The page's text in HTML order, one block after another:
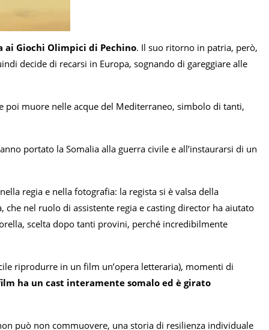
ai Giochi Olimpici di Pechino. Il suo ritorno in patria, però,
decide di recarsi in Europa, sognando di gareggiare alle
poi muore nelle acque del Mediterraneo, simbolo di tanti,
portato la Somalia alla guerra civile e all’instaurarsi di un
regia e nella fotografia: la regista si è valsa della
che nel ruolo di assistente regia e casting director ha aiutato
scelta dopo tanti provini, perché incredibilmente
riprodurre in un film un’opera letteraria), momenti di
ha un cast interamente somalo ed è girato
può non commuovere, una storia di resilienza individuale